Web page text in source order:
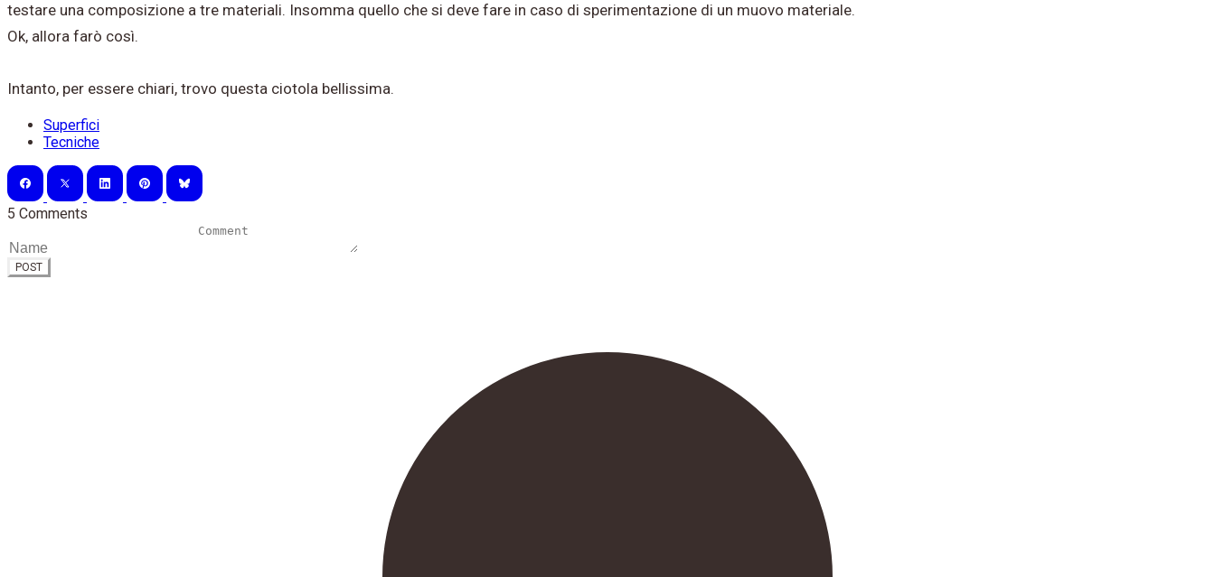
testare una composizione a tre materiali. Insomma quello che si deve fare in caso di sperimentazione di un muovo materiale.
Ok, allora farò così.
Intanto, per essere chiari, trovo questa ciotola bellissima.
Superfici
Tecniche
5 Comments
POST